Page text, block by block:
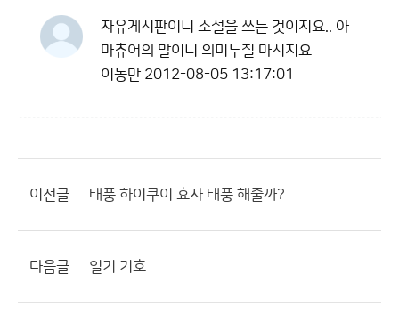
자유게시판이니 소설을 쓰는 것이지요.. 아
마츄어의 말이니 의미두질 마시지요
이동만 2012-08-05 13:17:01
이전글 태풍 하이쿠이 효자 태풍 해줄까?
다음글 일기 기호